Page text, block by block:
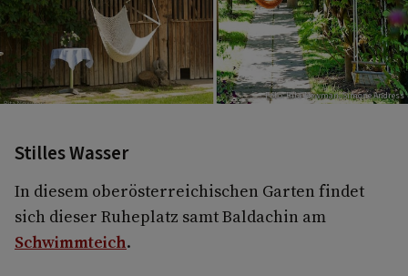
Foto: Rita Newman, Simone Andress
Stilles Wasser
In diesem oberösterreichischen Garten findet
sich dieser Ruheplatz samt Baldachin am
Schwimmteich.